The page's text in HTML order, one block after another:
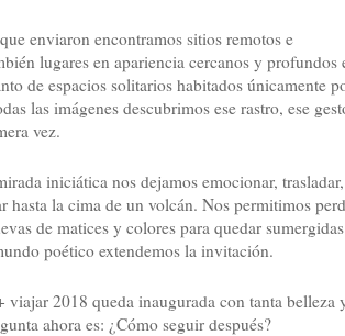
enviaron encontramos sitios remotos e
lugares en apariencia cercanos y profundos
de espacios solitarios habitados únicamente
las imágenes descubrimos ese rastro, ese
vez.
iniciática nos dejamos emocionar, trasladar,
hasta la cima de un volcán. Nos permitimos
de matices y colores para quedar
poético extendemos la invitación.
viajar 2018 queda inaugurada con tanta belleza
ahora es: ¿Cómo seguir después?